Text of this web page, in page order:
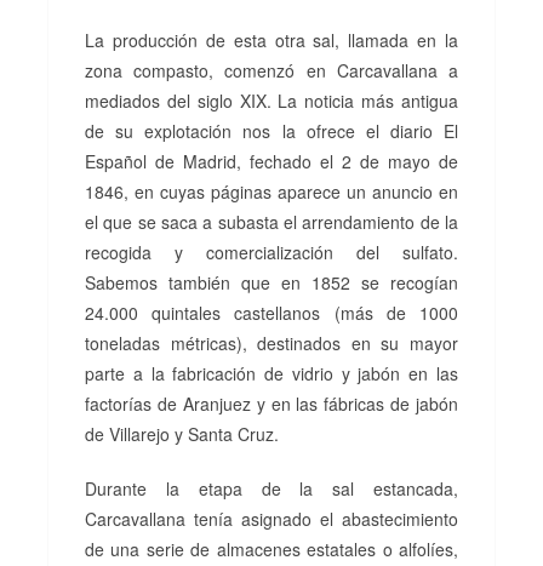
La producción de esta otra sal, llamada en la
zona compasto, comenzó en Carcavallana a
mediados del siglo XIX. La noticia más antigua
de su explotación nos la ofrece el diario El
Español de Madrid, fechado el 2 de mayo de
1846, en cuyas páginas aparece un anuncio en
el que se saca a subasta el arrendamiento de la
recogida y comercialización del sulfato.
Sabemos también que en 1852 se recogían
24.000 quintales castellanos (más de 1000
toneladas métricas), destinados en su mayor
parte a la fabricación de vidrio y jabón en las
factorías de Aranjuez y en las fábricas de jabón
de Villarejo y Santa Cruz.
Durante la etapa de la sal estancada,
Carcavallana tenía asignado el abastecimiento
de una serie de almacenes estatales o alfolíes,